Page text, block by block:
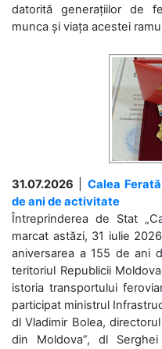
datorită generațiilor de
munca și viața acestei
31.07.2026
Calea
de ani de activitate
Întreprinderea de Stat
marcat astăzi, 31 iulie
aniversarea a 155 de ani
teritoriul Republicii
istoria transportului
participat ministrul
dl Vladimir Bolea,
din Moldova”, dl